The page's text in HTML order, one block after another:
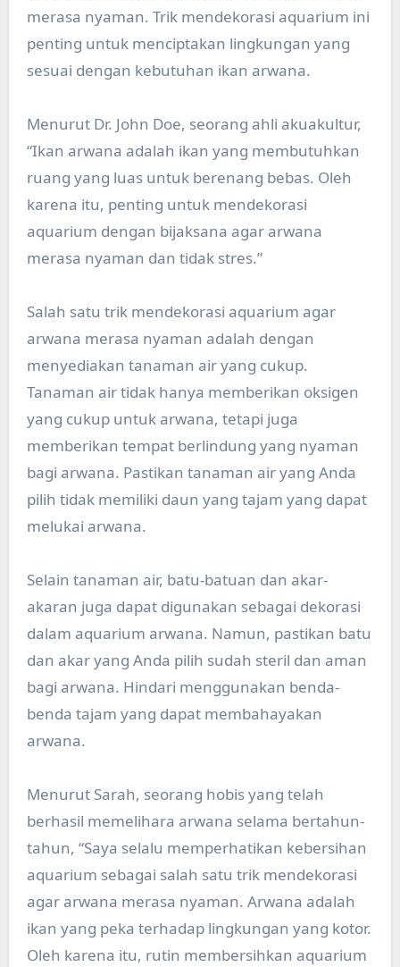
merasa nyaman. Trik mendekorasi aquarium ini
penting untuk menciptakan lingkungan yang
sesuai dengan kebutuhan ikan arwana.
Menurut Dr. John Doe, seorang ahli akuakultur,
“Ikan arwana adalah ikan yang membutuhkan
ruang yang luas untuk berenang bebas. Oleh
karena itu, penting untuk mendekorasi
aquarium dengan bijaksana agar arwana
merasa nyaman dan tidak stres.”
Salah satu trik mendekorasi aquarium agar
arwana merasa nyaman adalah dengan
menyediakan tanaman air yang cukup.
Tanaman air tidak hanya memberikan oksigen
yang cukup untuk arwana, tetapi juga
memberikan tempat berlindung yang nyaman
bagi arwana. Pastikan tanaman air yang Anda
pilih tidak memiliki daun yang tajam yang dapat
melukai arwana.
Selain tanaman air, batu-batuan dan akar-
akaran juga dapat digunakan sebagai dekorasi
dalam aquarium arwana. Namun, pastikan batu
dan akar yang Anda pilih sudah steril dan aman
bagi arwana. Hindari menggunakan benda-
benda tajam yang dapat membahayakan
arwana.
Menurut Sarah, seorang hobis yang telah
berhasil memelihara arwana selama bertahun-
tahun, “Saya selalu memperhatikan kebersihan
aquarium sebagai salah satu trik mendekorasi
agar arwana merasa nyaman. Arwana adalah
ikan yang peka terhadap lingkungan yang kotor.
Oleh karena itu, rutin membersihkan aquarium